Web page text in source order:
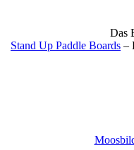
Das
Stand Up Paddle Boards –